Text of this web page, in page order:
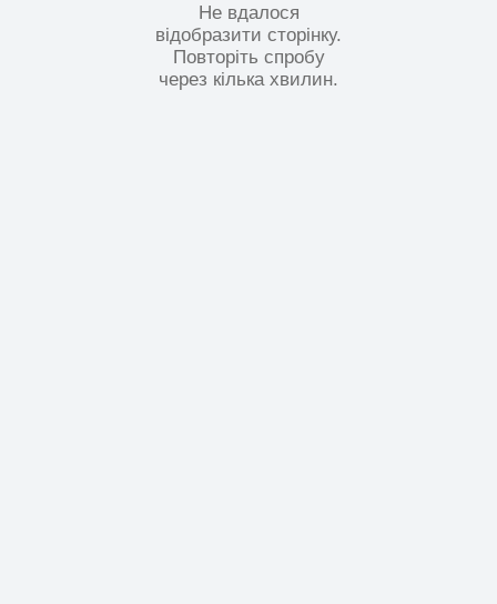
Не вдалося
відобразити сторінку.
Повторіть спробу
через кілька хвилин.